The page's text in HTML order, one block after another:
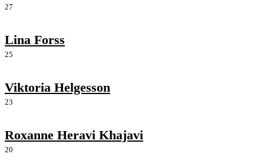
27
Lina Forss
25
Viktoria Helgesson
23
Roxanne Heravi Khajavi
20